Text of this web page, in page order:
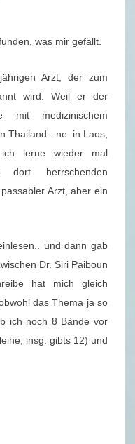
was mir gefällt.
Arzt, der zum
wird. Weil er der
mit medizinischem
Thailand.. ne. in Laos,
lerne wieder mal
dort herrschenden
Arzt, aber ein
und dann gab
Dr. Siri Paiboun
hat mich gleich
das Thema ja so
ich noch 8 Bände vor
insg. gibts 12) und